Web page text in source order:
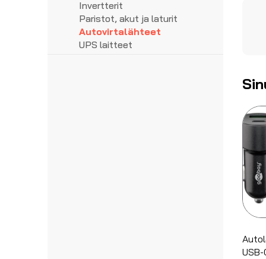
Phoenix Contact riviliittimet
Weidmuller riviliittimet
Tarratulostus
Teipit
Valonheittimet
Merkkivalot
Taskulamput/otsalamput
Invertterit
Paristot, akut ja laturit
Autovirtalähteet
UPS laitteet